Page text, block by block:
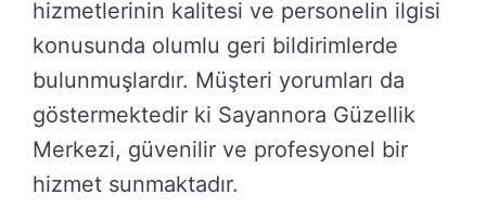
hizmetlerinin kalitesi ve personelin ilgisi
konusunda olumlu geri bildirimlerde
bulunmuşlardır. Müşteri yorumları da
göstermektedir ki Sayannora Güzellik
Merkezi, güvenilir ve profesyonel bir
hizmet sunmaktadır.